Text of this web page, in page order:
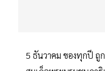
5 ธันวาคม ของทุกปี ถู